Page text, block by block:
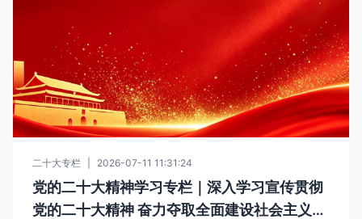
二十大专栏 2026-07-11 11:31:24
党的二十大精神学习专栏｜深入学习宣传贯彻
党的二十大精神 奋力夺取全面建设社会主义现